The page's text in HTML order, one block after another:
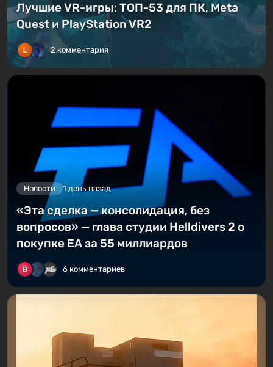
Лучшие VR-игры: ТОП-53 для ПК, Meta
Quest и PlayStation VR2
2 комментария
Новости 1 день назад
«Эта сделка — консолидация, без
вопросов» — глава студии Helldivers 2 о
покупке EA за 55 миллиардов
6 комментариев